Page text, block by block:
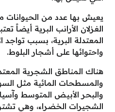
يعيش بها عدد من الحيوانات
الغزلان الأرانب البرية أيضاً
المعتدلة البرية، بسبب
واحتوائها على أشجار البلوط.
هناك المناطق الشجرية
والمسطحات المائية مثل
والبحر الأبيض المتوسط
الشجيرات الخضراء، وهي